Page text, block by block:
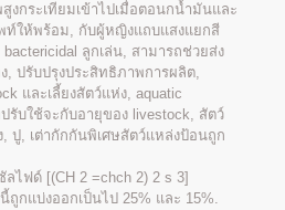
งกระเทียมเข้าไปเมื่อตอนกน้ำมันและ
ให้พร้อม, กับผู้หญิงแถบแสงแยกสี
ลูกเล่น, สามารถช่วยส่ง
, ปรับปรุงประสิทธิภาพการผลิต,
และเลี้ยงสัตว์แห่ง, aquatic
ใช้จะกับอายุของ livestock, สัตว์
ปู, เต่ากักกันพิเศษสัตว์แหล่งป้อนถูก
ไฟด์ [(CH 2 =chch 2) 2 s 3]
ถูกแบ่งออกเป็นไป 25% และ 15%.